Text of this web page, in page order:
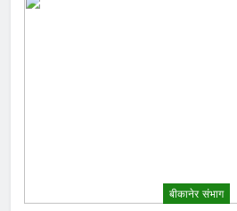
बीकानेर संभाग